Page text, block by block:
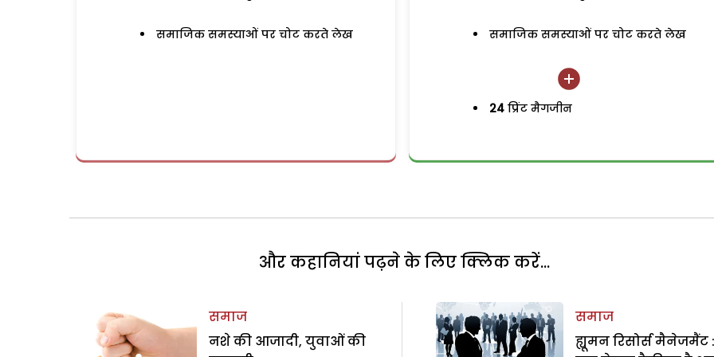
समाजिक समस्याओं पर चोट करते लेख समाजिक समस्याओं पर चोट करते लेख
24 प्रिंट मैगजीन
और कहानियां पढ़ने के लिए क्लिक करें...
समाज
नशे की आजादी, युवाओं की
समाज
ह्यूमन रिसोर्स मैनेजमैंट :